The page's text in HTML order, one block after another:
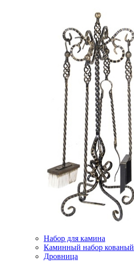
Набор для камина
Каминный набор кованый
Дровница